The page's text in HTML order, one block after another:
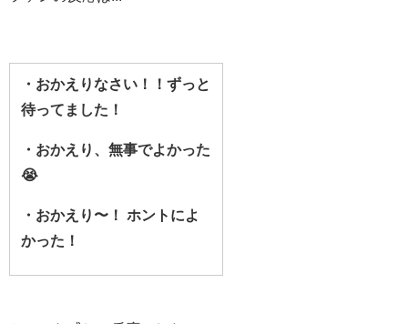
・おかえりなさい！！ずっと
待ってました！
・ おかえり、無事でよかった
😭
・ おかえり〜！
ホントによ
かった！